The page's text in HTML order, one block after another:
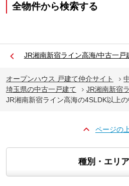
全物件から検索する
JR湘南新宿ライン高海/中古一戸
オープンハウス 戸建て仲介サイト
埼玉県の中古一戸建て
JR湘南新宿
JR湘南新宿ライン高海の4SLDK以上
ページの
種別・エリ